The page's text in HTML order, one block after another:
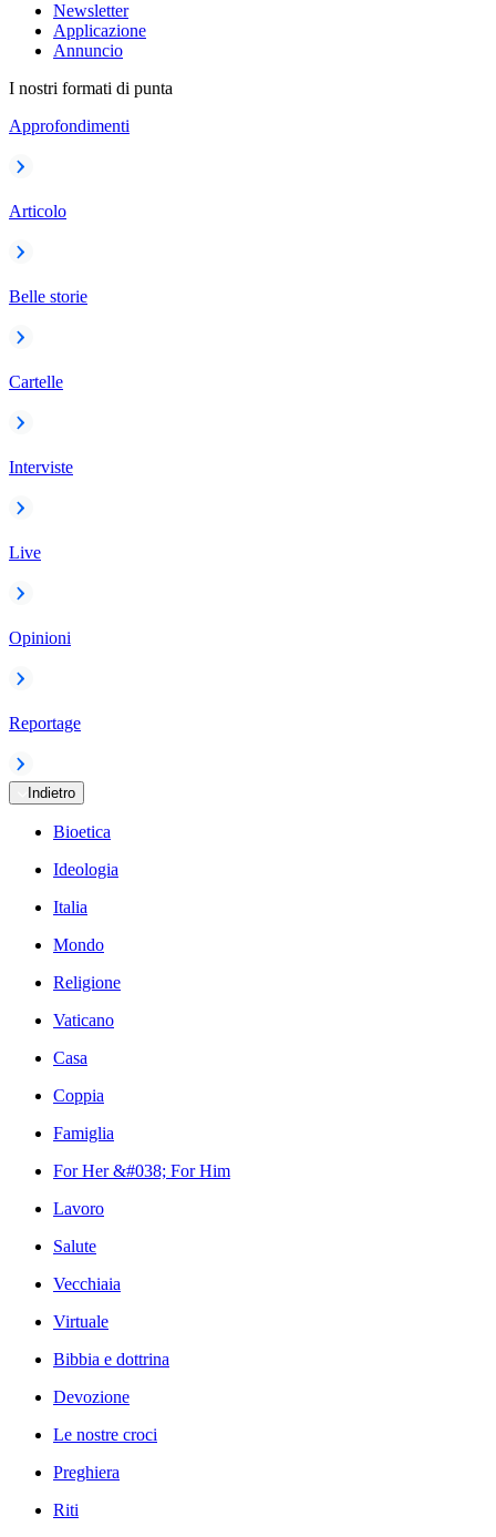
Newsletter
Applicazione
Annuncio
I nostri formati di punta
Approfondimenti
Articolo
Belle storie
Cartelle
Interviste
Live
Opinioni
Reportage
Indietro
Bioetica
Ideologia
Italia
Mondo
Religione
Vaticano
Casa
Coppia
Famiglia
For Her &#038; For Him
Lavoro
Salute
Vecchiaia
Virtuale
Bibbia e dottrina
Devozione
Le nostre croci
Preghiera
Riti